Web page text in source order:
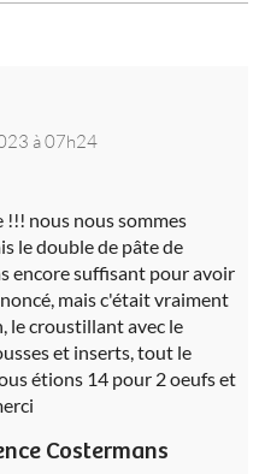
à 07h24
!!! nous nous sommes
le double de pâte de
encore suffisant pour avoir
mais c'était vraiment
le croustillant avec le
et inserts, tout le
étions 14 pour 2 oeufs et
Costermans